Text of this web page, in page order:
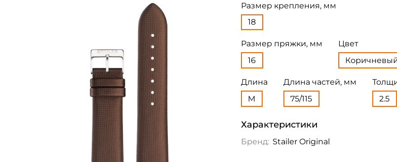
Размер крепления, мм
18
Размер пряжки, мм
16
Цвет
Длина
M
Длина частей, мм
75/115
2.5
Характеристики
Бренд: Stailer Original